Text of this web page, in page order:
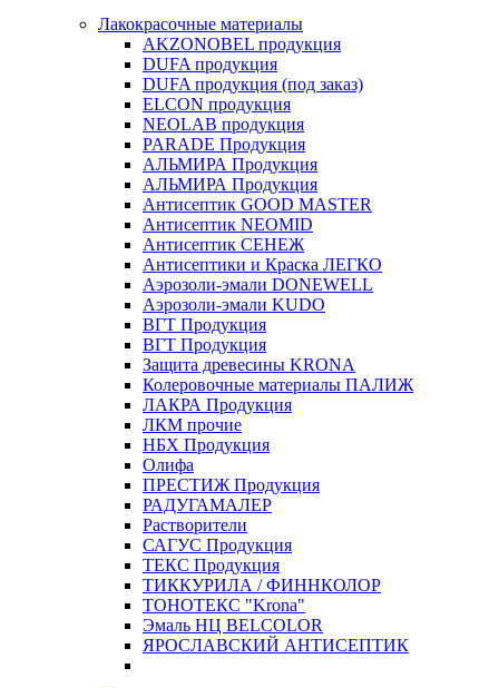
Лакокрасочные материалы
AKZONOBEL продукция
DUFA продукция
DUFA продукция (под заказ)
ELCON продукция
NEOLAB продукция
PARADE Продукция
АЛЬМИРА Продукция
АЛЬМИРА Продукция
Антисептик GOOD MASTER
Антисептик NEOMID
Антисептик СЕНЕЖ
Антисептики и Краска ЛЕГКО
Аэрозоли-эмали DONEWELL
Аэрозоли-эмали KUDO
ВГТ Продукция
ВГТ Продукция
Защита древесины KRONA
Колеровочные материалы ПАЛИЖ
ЛАКРА Продукция
ЛКМ прочие
НБХ Продукция
Олифа
ПРЕСТИЖ Продукция
РАДУГАМАЛЕР
Растворители
САГУС Продукция
ТЕКС Продукция
ТИККУРИЛА / ФИННКОЛОР
ТОНОТЕКС "Krona"
Эмаль НЦ BELCOLOR
ЯРОСЛАВСКИЙ АНТИСЕПТИК